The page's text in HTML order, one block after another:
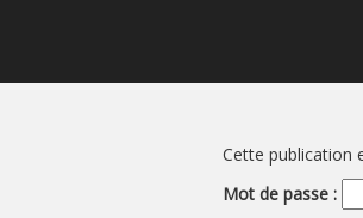
Cette publication
Mot de passe :